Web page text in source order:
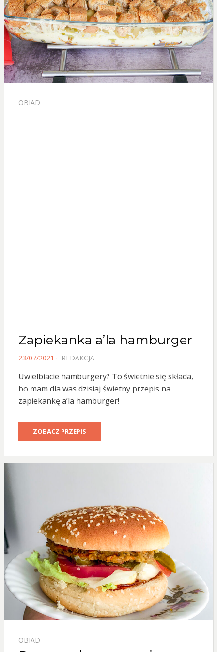
OBIAD
Zapiekanka a’la hamburger
POSTED
23/07/2021 REDAKCJA
Uwielbiacie hamburgery? To świetnie się składa,
bo mam dla was dzisiaj świetny przepis na
zapiekankę a’la hamburger!
ZOBACZ PRZEPIS
OBIAD